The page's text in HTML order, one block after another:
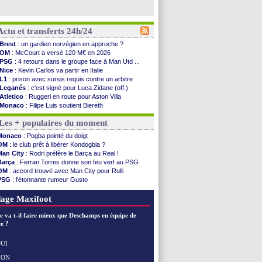
et transferts 24h/24
Brest : un gardien norvégien en approche ?
OM : McCourt a versé 120 M€ en 2026
PSG : 4 retours dans le groupe face à Man Utd ...
Nice : Kevin Carlos va partir en Italie
L1 : prison avec sursis requis contre un arbitre
Leganés : c'est signé pour Luca Zidane (off.)
Atletico : Ruggeri en route pour Aston Villa
Monaco : Filipe Luis soutient Biereth
Lyon: Mangala prêté à Getafe (officiel)
PSG : Nsoki va signer en Croatie
Arsenal: Naples vise Gabriel Jesus
Real: Mastantuono prêté à la Fiorentina (off.)
Man City: accord avec le Barça pour Rodri ?
Rennes : Haise a prolongé (officiel)
Palace : Tomiyasu a convaincu (officiel)
OM : B. Genesio - "ce n'est pas idéal"
TFC : Sion Oppong signe pour 4 ans (officiel)
Norvège: la démission d'Infantino réclamée
Monaco: Filipe Luis veut remplacer Akliouche
Grenade
OM
+ populaires du moment
: Pogba pointé du doigt
: le club prêt à libérer Kondogbia ?
City : Rodri préfère le Barça au Real !
: Ferran Torres donne son feu vert au PSG
: accord trouvé avec Man City pour Rulli
: l'étonnante rumeur Gusto
: Owori battu à mort à Kampala
Maxifoot
va t-il faire mieux que Deschamps en équipe de
?